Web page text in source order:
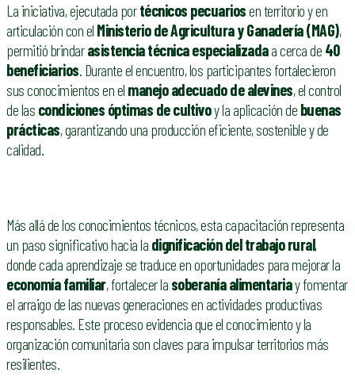
La iniciativa, ejecutada portécnicos pecuariosen territorio y en
articulación con el Ministerio de Agricultura y Ganadería (MAG),
permitió brindarasistencia técnica especializadaa cerca de 40
beneficiarios. Durante el encuentro, los participantes fortalecieron
sus conocimientos en el manejo adecuado de alevines, el control
de las condiciones óptimas de cultivoy la aplicación de buenas
prácticas, garantizando una producción eficiente, sostenible y de
calidad.
Más allá de los conocimientos técnicos, esta capacitación representa
un paso significativo hacia la dignificación del trabajo rural,
donde cada aprendizaje se traduce en oportunidades para mejorar la
economía familiar, fortalecer la soberanía alimentariay fomentar
el arraigo de las nuevas generaciones en actividades productivas
responsables. Este proceso evidencia que el conocimiento y la
organización comunitaria son claves para impulsar territorios más
resilientes.